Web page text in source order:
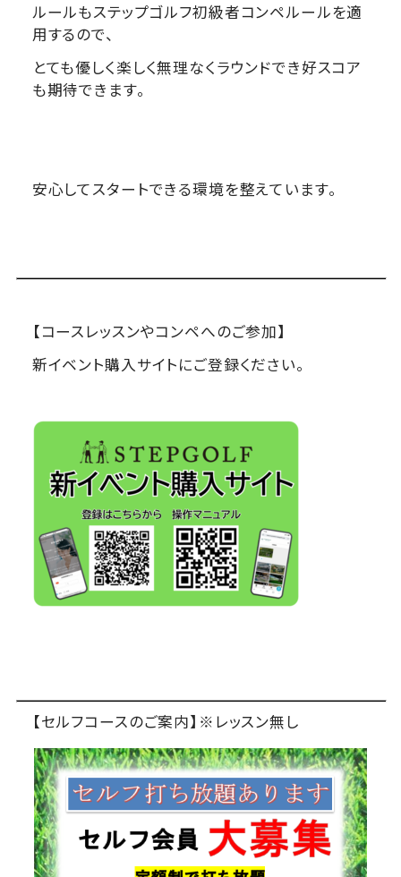
ルールもステップゴルフ初級者コンペルールを適
用するので、
とても優しく楽しく無理なくラウンドでき好スコア
も期待できます。
安心してスタートできる環境を整えています。
【コースレッスンやコンペへのご参加】
新イベント購入サイトにご登録ください。
【セルフコースのご案内】※レッスン無し